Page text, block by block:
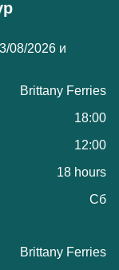
08/2026 и
Brittany Ferries
18:00
12:00
18 hours
Сб
Brittany Ferries